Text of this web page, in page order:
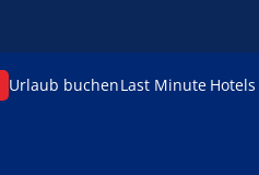
Urlaub buchenLast Minute Hotels